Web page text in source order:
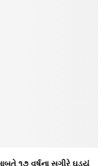
૧૭ વર્ષના સગીરે ઘડ્યું